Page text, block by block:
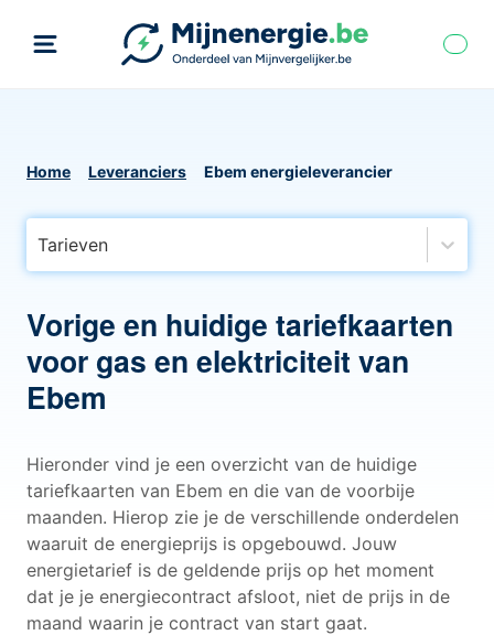
Home Leveranciers Ebem energieleverancier
Tarieven
Vorige en huidige tariefkaarten
voor gas en elektriciteit van
Ebem
Hieronder vind je een overzicht van de huidige
tariefkaarten van Ebem en die van de voorbije
maanden. Hierop zie je de verschillende onderdelen
waaruit de energieprijs is opgebouwd. Jouw
energietarief is de geldende prijs op het moment
dat je je energiecontract afsloot, niet de prijs in de
maand waarin je contract van start gaat.